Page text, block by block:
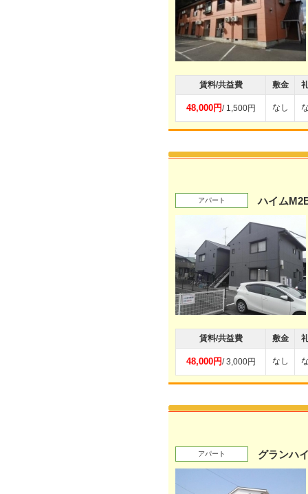
賃料/共益費 敷金
48,000円/ 1,500円 なし
アパート ハイム
賃料/共益費 敷金
48,000円/ 3,000円 なし
アパート グランハ